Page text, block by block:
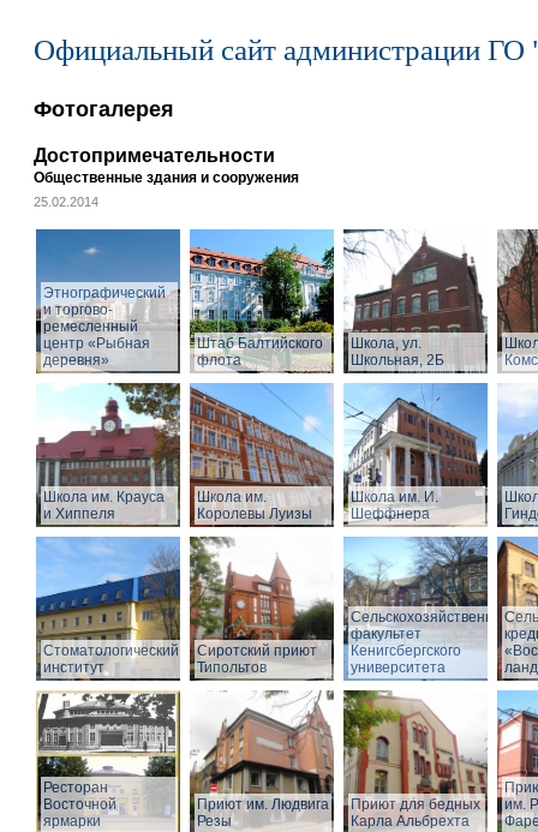
Официальный сайт администрации ГО
Фотогалерея
Достопримечательности
Общественные здания и сооружения
25.02.2014
Этнографический
и торгово-
ремесленный
центр «Рыбная
деревня»
Штаб Балтийского
флота
Школа, ул.
Школьная, 2Б
Школа им. Крауса
и Хиппеля
Школа им.
Королевы Луизы
Школа им. И.
Шеффнера
Стоматологический
институт
Сиротский приют
Типольтов
Сельскохозяйственный
факультет
Кенигсбергского
университета
Ресторан
Восточной
ярмарки
Приют им. Людвига
Резы
Приют для бедных
Карла Альбрехта
им.